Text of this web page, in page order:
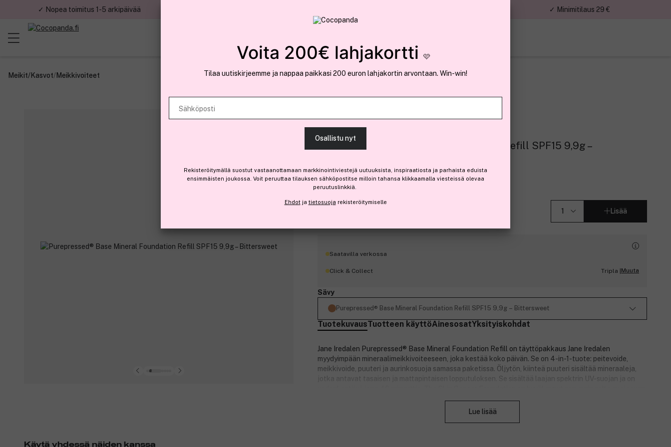
✓ Nopea toimitus 1-5 arkipäivää ✓ Minimitilaus 29 €
Meikit/Kasvot/Meikkivoiteet
jane iredale
Purepressed® Base Mineral Foundation Refill SPF15 9,9g –
(284)Lue tuotearvosteluja (186)
49,60 € Lisää
Saatavilla verkossa
Click & Collect Tripla |Muuta
Sävy
Purepressed® Base Mineral Foundation Refill SPF15 9,9g – Bittersweet
TuotekuvausTuotteen käyttöAinesosatYksityiskohdat
Jane Iredalen Purepressed® Base Mineral Foundation Refill on täyttöpakkaus Jane Iredalen
myydyimpään mineraalimeikkivoiteeseen, joka kestää koko päivän. Se on 4-in-1-tuote: peitevoide,
meikkivoide, puuteri ja aurinkosuoja samassa paketissa. Öljytön, kiinteä puuteri sisältää mineraaleja,
jotka antavat tasaisen ja mattapintaisen lopputuloksen. Se sisältää laajan spektrin UV-suojan ja on
Lue lisää
Käytä yhdessä näiden kanssa
Voita 200€ lahjakortti 🩷
Tilaa uutiskirjeemme ja nappaa paikkasi 200 euron lahjakortin arvontaan. Win-win!
Sähköposti
Osallistu nyt
Rekisteröitymällä suostut vastaanottamaan markkinointiviestejä uutuuksista, inspiraatiosta ja parhaista eduista
ensimmäisten joukossa. Voit peruuttaa tilauksen sähköpostitse milloin tahansa klikkaamalla viesteissä olevaa
peruutuslinkkiä.
Ehdotja tietosuoja rekisteröitymiselle